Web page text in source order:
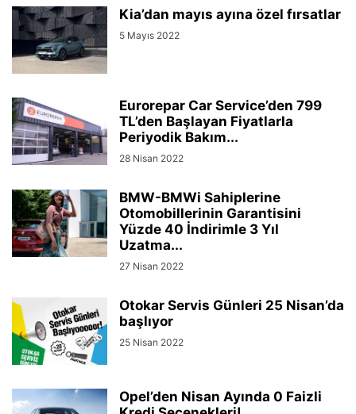
Kia’dan mayıs ayına özel fırsatlar
5 Mayıs 2022
Eurorepar Car Service’den 799
TL’den Başlayan Fiyatlarla
Periyodik Bakım...
28 Nisan 2022
BMW-BMWi Sahiplerine
Otomobillerinin Garantisini
Yüzde 40 İndirimle 3 Yıl
Uzatma...
27 Nisan 2022
Otokar Servis Günleri 25 Nisan’da
başlıyor
25 Nisan 2022
Opel’den Nisan Ayında 0 Faizli